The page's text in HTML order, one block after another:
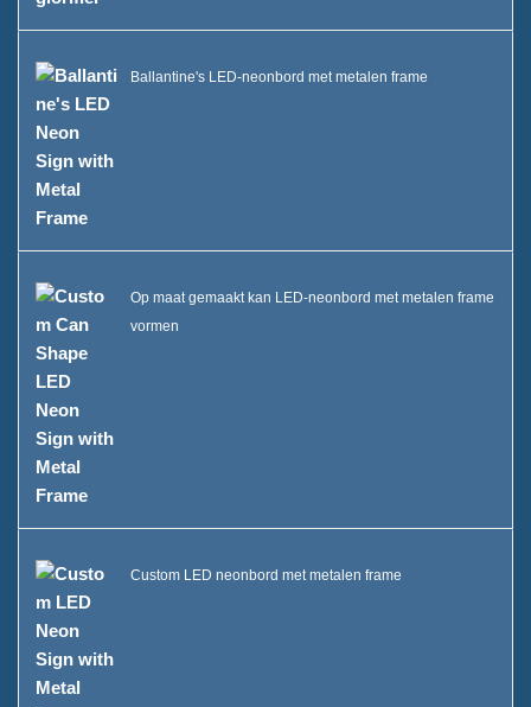
Ballantine's LED-neonbord met metalen frame
Op maat gemaakt kan LED-neonbord met metalen frame
vormen
Custom LED neonbord met metalen frame